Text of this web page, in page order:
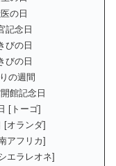
の日
記念日
びの日
びの日
の週間
館記念日
[トーゴ]
[オランダ]
アフリカ]
エラレオネ]